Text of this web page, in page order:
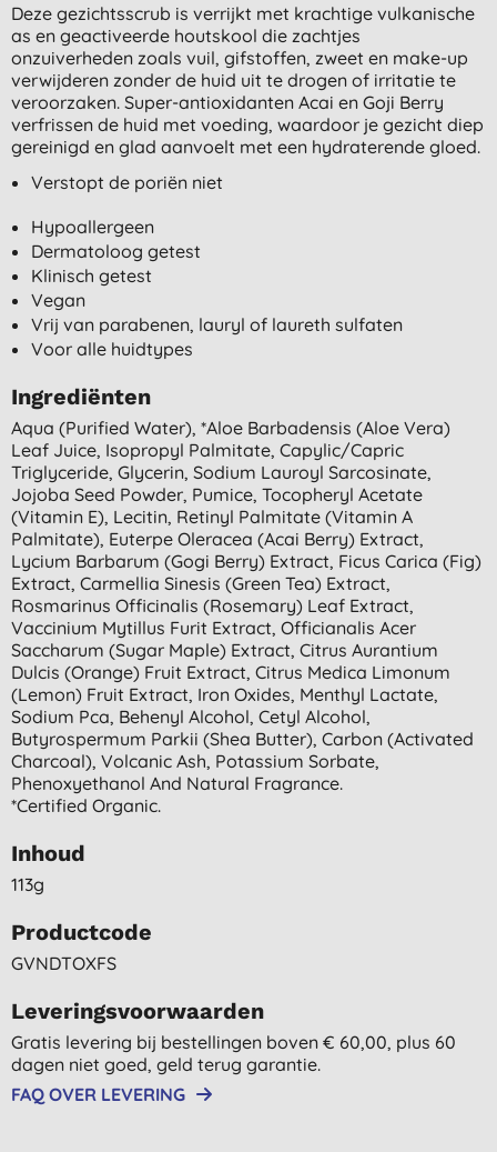
Deze gezichtsscrub is verrijkt met krachtige vulkanische
as en geactiveerde houtskool die zachtjes
onzuiverheden zoals vuil, gifstoffen, zweet en make-up
verwijderen zonder de huid uit te drogen of irritatie te
veroorzaken. Super-antioxidanten Acai en Goji Berry
verfrissen de huid met voeding, waardoor je gezicht diep
gereinigd en glad aanvoelt met een hydraterende gloed.
Verstopt de poriën niet
Hypoallergeen
Dermatoloog getest
Klinisch getest
Vegan
Vrij van parabenen, lauryl of laureth sulfaten
Voor alle huidtypes
Ingrediënten
Aqua (purified Water), *aloe Barbadensis (aloe Vera)
Leaf Juice, Isopropyl Palmitate, Capylic/capric
Triglyceride, Glycerin, Sodium Lauroyl Sarcosinate,
Jojoba Seed Powder, Pumice, Tocopheryl Acetate
(vitamin E), Lecitin, Retinyl Palmitate (vitamin A
Palmitate), Euterpe Oleracea (acai Berry) Extract,
Lycium Barbarum (gogi Berry) Extract, Ficus Carica (fig)
Extract, Carmellia Sinesis (green Tea) Extract,
Rosmarinus Officinalis (rosemary) Leaf Extract,
Vaccinium Mytillus Furit Extract, Officianalis Acer
Saccharum (sugar Maple) Extract, Citrus Aurantium
Dulcis (orange) Fruit Extract, Citrus Medica Limonum
(lemon) Fruit Extract, Iron Oxides, Menthyl Lactate,
Sodium Pca, Behenyl Alcohol, Cetyl Alcohol,
Butyrospermum Parkii (shea Butter), Carbon (activated
Charcoal), Volcanic Ash, Potassium Sorbate,
Phenoxyethanol And Natural Fragrance.
*certified Organic.
Inhoud
113g
Productcode
GVNDTOXFS
Leveringsvoorwaarden
Gratis levering bij bestellingen boven € 60,00, plus 60
dagen niet goed, geld terug garantie.
FAQ OVER LEVERING